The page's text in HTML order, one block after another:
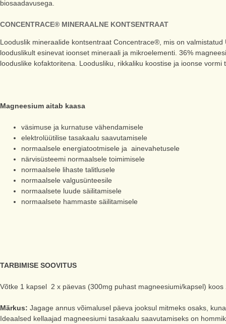
biosaadavusega.
CONCENTRACE® MINERAALNE KONTSENTRAAT
Looduslik mineraalide kontsentraat Concentrace®, mis on
looduslikult esinevat ioonset mineraali ja mikroelementi. 36%
looduslike kofaktoritena. Loodusliku, rikkaliku koostise ja ioonse
Magneesium aitab kaasa
väsimuse ja kurnatuse vähendamisele
elektrolüütilise tasakaalu saavutamisele
normaalsele energiatootmisele ja ainevahetusele
närvisüsteemi normaalsele toimimisele
normaalsele lihaste talitlusele
normaalsele valgusünteesile
normaalsete luude säilitamisele
normaalsete hammaste säilitamisele
TARBIMISE SOOVITUS
Võtke 1 kapsel 2 x päevas (300mg puhast magneesiumi/kapsel) koos
Märkus: Jagage annus võimalusel päeva jooksul mitmeks osaks,
Ideaalsed kellaajad magneesiumi tasakaalu saavutamiseks on